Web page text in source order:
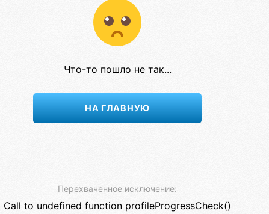
Что-то пошло не так...
НА ГЛАВНУЮ
Перехваченное исключение:
Call to undefined function profileProgressCheck()